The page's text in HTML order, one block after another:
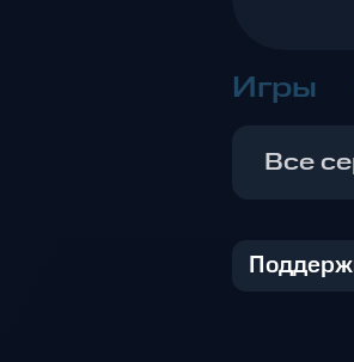
Игры
Все